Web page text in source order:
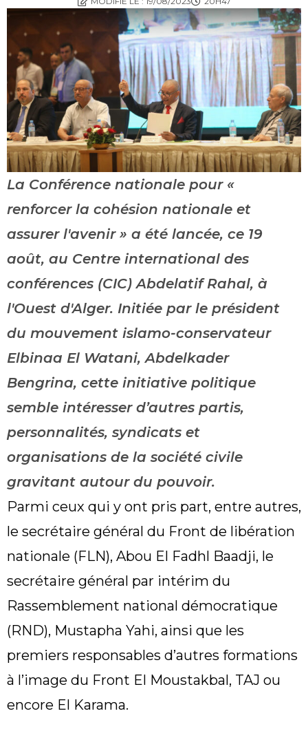
La Conférence nationale pour «
renforcer la cohésion nationale et
assurer l'avenir » a été lancée, ce 19
août, au Centre international des
conférences (CIC) Abdelatif Rahal, à
l'Ouest d'Alger. Initiée par le président
du mouvement islamo-conservateur
Elbinaa El Watani, Abdelkader
Bengrina, cette initiative politique
semble intéresser d’autres partis,
personnalités, syndicats et
organisations de la société civile
gravitant autour du pouvoir.
Parmi ceux qui y ont pris part, entre autres,
le secrétaire général du Front de libération
nationale (FLN), Abou El Fadhl Baadji, le
secrétaire général par intérim du
Rassemblement national démocratique
(RND), Mustapha Yahi, ainsi que les
premiers responsables d’autres formations
à l’image du Front El Moustakbal, TAJ ou
encore El Karama.